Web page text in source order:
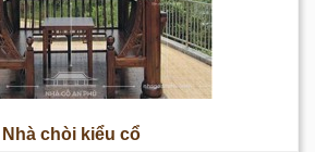
Nhà chòi kiểu cổ